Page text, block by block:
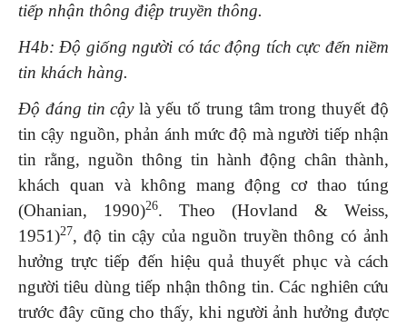
tiếp nhận thông điệp truyền thông.
H4b: Độ giống người có tác động tích cực đến niềm
tin khách hàng.
Độ đáng tin cậylà yếu tố trung tâm trong thuyết độ
tin cậy nguồn, phản ánh mức độ mà người tiếp nhận
tin rằng, nguồn thông tin hành động chân thành,
khách quan và không mang động cơ thao túng
(Ohanian, 1990)26. Theo (Hovland & Weiss,
1951)27, độ tin cậy của nguồn truyền thông có ảnh
hưởng trực tiếp đến hiệu quả thuyết phục và cách
người tiêu dùng tiếp nhận thông tin. Các nghiên cứu
trước đây cũng cho thấy, khi người ảnh hưởng được